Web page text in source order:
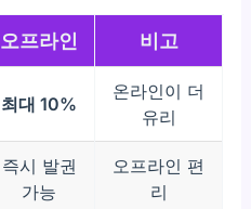
오프라인 비고
최대 10%
온라인이 더
유리
즉시 발권
가능
오프라인 편
리